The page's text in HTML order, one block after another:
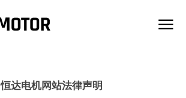
恒达电机网站法律声明